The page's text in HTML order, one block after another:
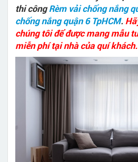
thi côngRèm vải chống nắng
chống nắng quận 6 TpHCM.
chúng tôi để được mang mẫu
miễn phí tại nhà của quí khách.